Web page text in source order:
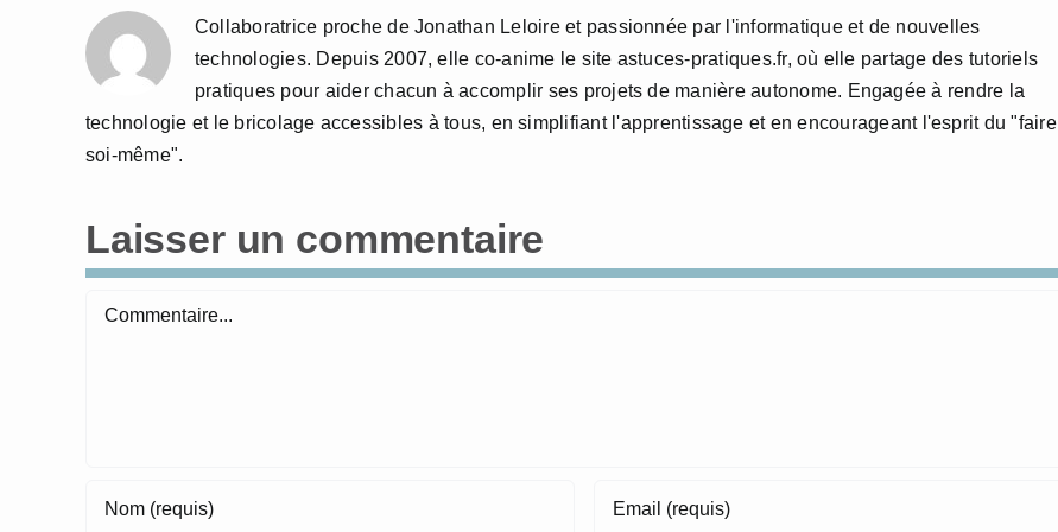
Collaboratrice proche de Jonathan Leloire et passionnée par l'informatique et de nouvelles
technologies. Depuis 2007, elle co-anime le site astuces-pratiques.fr, où elle partage des tutoriels
pratiques pour aider chacun à accomplir ses projets de manière autonome. Engagée à rendre la
technologie et le bricolage accessibles à tous, en simplifiant l'apprentissage et en encourageant l'esprit du "faire
soi-même".
Laisser un commentaire
Commentaire